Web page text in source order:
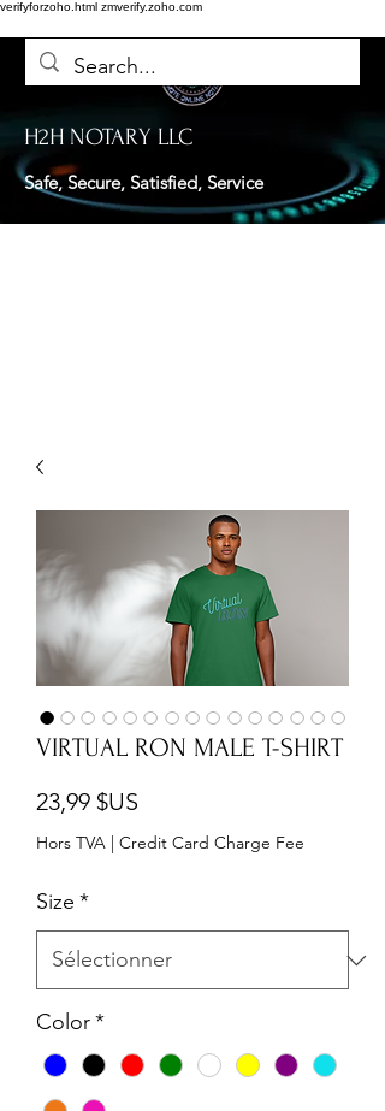
verifyforzoho.html zmverify.zoho.com
H2H NOTARY LLC
Safe, Secure, Satisfied, Service
VIRTUAL RON MALE T-SHIRT
23,99 $US
Hors TVA | Credit Card Charge Fee
Size *
Color*